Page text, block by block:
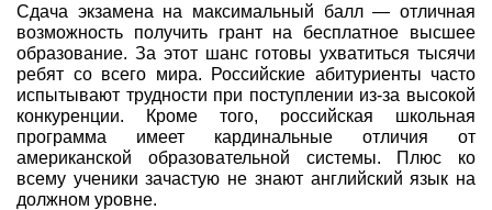
Сдача экзамена на максимальный балл — отличная
возможность получить грант на бесплатное высшее
образование. За этот шанс готовы ухватиться тысячи
ребят со всего мира. Российские абитуриенты часто
испытывают трудности при поступлении из-за высокой
конкуренции. Кроме того, российская школьная
программа имеет кардинальные отличия от
американской образовательной системы. Плюс ко
всему ученики зачастую не знают английский язык на
должном уровне.